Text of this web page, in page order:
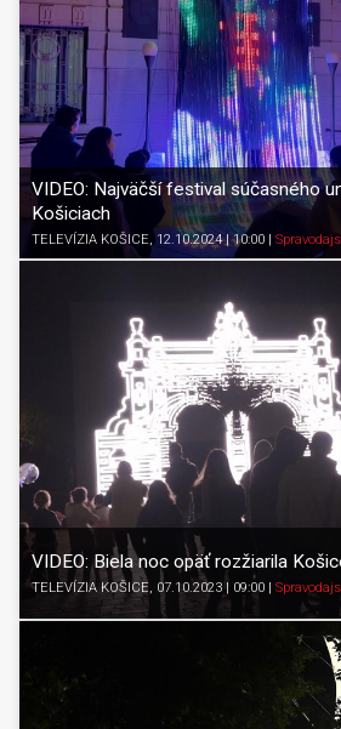
VIDEO: Najväčší festival súčasného
Košiciach
TELEVÍZIA KOŠICE, 12.10.2024 | 10:00
VIDEO: Biela noc opäť rozžiarila
TELEVÍZIA KOŠICE, 07.10.2023 | 09:00